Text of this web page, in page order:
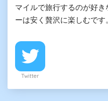
マイルで旅行するのが好
ーは安く贅沢に楽しむです
Twitter